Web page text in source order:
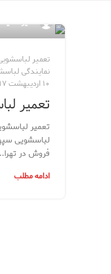
مدیر
تعمیر
نمایندگی
۱۰ اردیبهشت ۱۳۹۷
تعمیر
تعمیر
لباسشویی
فروش در
ادامه مطلب